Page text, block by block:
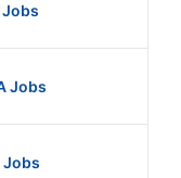
Jobs
Jobs